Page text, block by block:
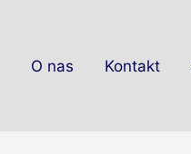
O nas Kontakt